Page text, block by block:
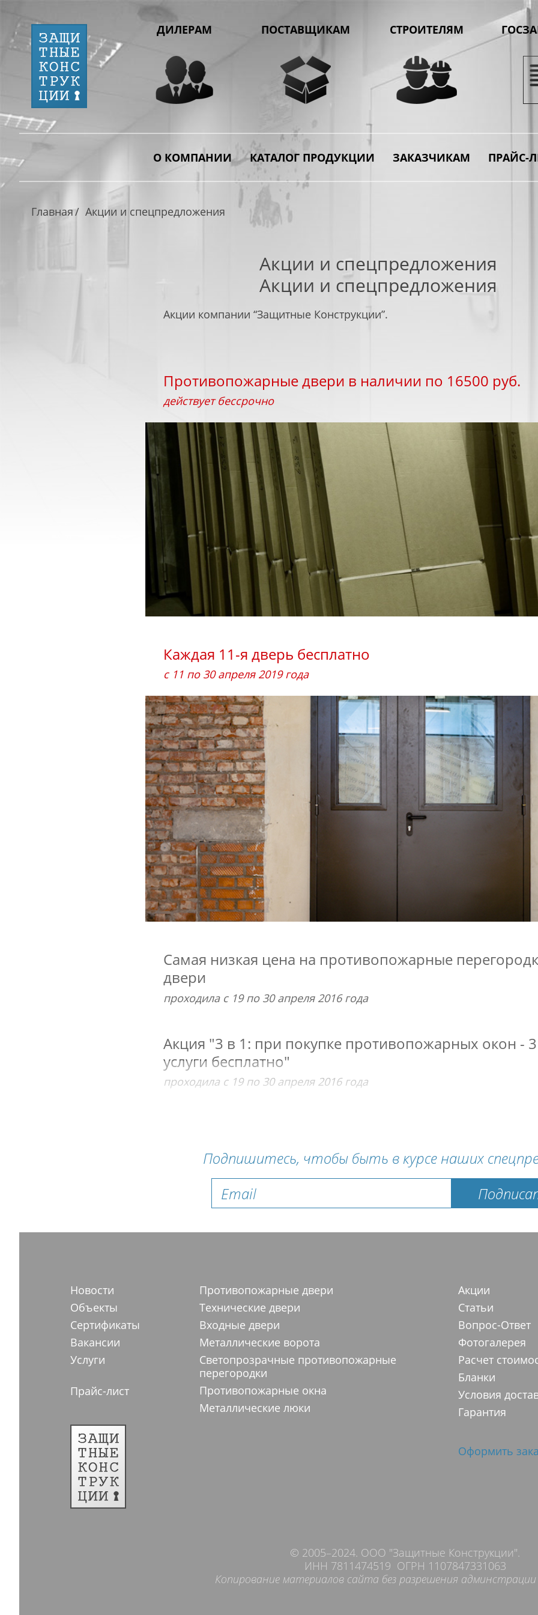
ДИЛЕРАМ ПОСТАВЩИКАМ СТРОИТЕЛЯМ
О КОМПАНИИ КАТАЛОГ ПРОДУКЦИИ ЗАКАЗЧИКАМ ПРАЙС-
Главная Акции и спецпредложения
Акции и спецпредложения
Акции и спецпредложения
Акции компании “Защитные Конструкции”.
Противопожарные двери в наличии по 16500 руб.
действует бессрочно
Каждая 11-я дверь бесплатно
с 11 по 30 апреля 2019 года
Самая низкая цена на противопожарные
двери
проходила с 19 по 30 апреля 2016 года
Акция "3 в 1: при покупке противопожарных окон - 3
услуги бесплатно"
проходила с 19 по 30 апреля 2016 года
Подпишитесь, чтобы быть в курсе наших
Новости
Объекты
Сертификаты
Вакансии
Услуги
Прайс-лист
Противопожарные двери
Технические двери
Входные двери
Металлические ворота
Светопрозрачные противопожарные
перегородки
Противопожарные окна
Металлические люки
Акции
Статьи
Вопрос-Ответ
Фотогалерея
Расчет
Бланки
Условия
Гарантия
Оформить
© 2005–2024. ООО "Защитные Конструкции".
ИНН 7811474519 ОГРН 1107847331063
Копирование материалов сайта без разрешения